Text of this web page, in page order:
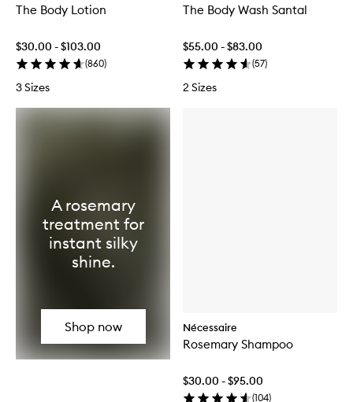
The Body Lotion
$30.00 - $103.00
(860)
3 Sizes
The Body Wash Santal
$55.00 - $83.00
(57)
2 Sizes
Nécessaire
Rosemary Shampoo
$30.00 - $95.00
(104)
A rosemary
treatment for
instant silky
shine.
Shop now